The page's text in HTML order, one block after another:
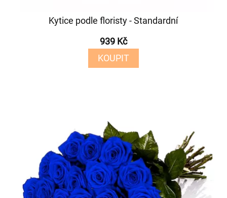
Kytice podle floristy - Standardní
939 Kč
KOUPIT